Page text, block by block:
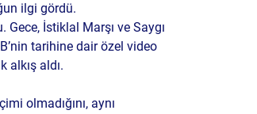
ilgi gördü.
Gece, İstiklal Marşı ve Saygı
tarihine dair özel video
alkış aldı.
olmadığını, aynı